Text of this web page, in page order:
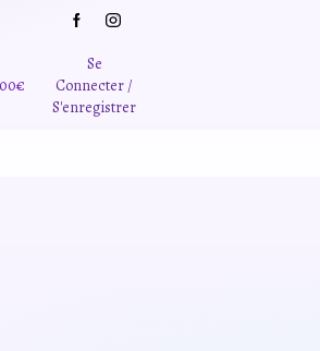
€
Se
Connecter /
S'enregistrer